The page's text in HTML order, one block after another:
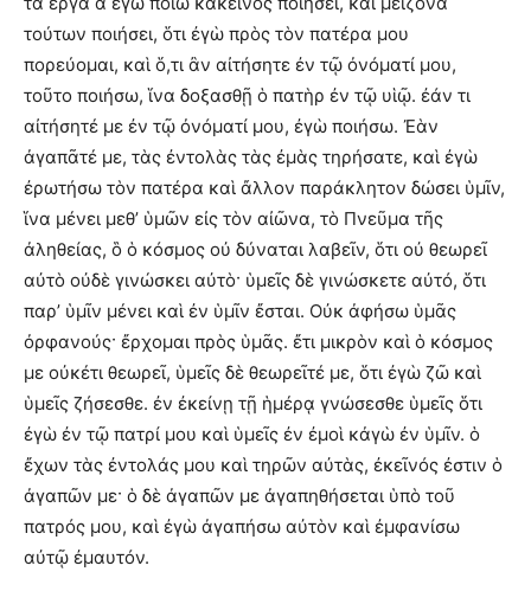
τούτων ποιήσει, ὅτι ἐγὼ πρὸς τὸν πατέρα μου
πορεύομαι, καὶ ὅ,τι ἂν αἰτήσητε ἐν τῷ ὀνόματί μου,
τοῦτο ποιήσω, ἵνα δοξασθῇ ὁ πατὴρ ἐν τῷ υἱῷ. ἐάν τι
αἰτήσητέ με ἐν τῷ ὀνόματί μου, ἐγὼ ποιήσω. Ἐὰν
ἀγαπᾶτέ με, τὰς ἐντολὰς τὰς ἐμὰς τηρήσατε, καὶ ἐγὼ
ἐρωτήσω τὸν πατέρα καὶ ἄλλον παράκλητον δώσει ὑμῖν,
ἵνα μένει μεθ’ ὑμῶν εἰς τὸν αἰῶνα, τὸ Πνεῦμα τῆς
ἀληθείας, ὃ ὁ κόσμος οὐ δύναται λαβεῖν, ὅτι οὐ θεωρεῖ
αὐτὸ οὐδὲ γινώσκει αὐτὸ· ὑμεῖς δὲ γινώσκετε αὐτό, ὅτι
παρ’ ὑμῖν μένει καὶ ἐν ὑμῖν ἔσται. Οὐκ ἀφήσω ὑμᾶς
ὀρφανούς· ἔρχομαι πρὸς ὑμᾶς. ἔτι μικρὸν καὶ ὁ κόσμος
με οὐκέτι θεωρεῖ, ὑμεῖς δὲ θεωρεῖτέ με, ὅτι ἐγὼ ζῶ καὶ
ὑμεῖς ζήσεσθε. ἐν ἐκείνῃ τῇ ἡμέρᾳ γνώσεσθε ὑμεῖς ὅτι
ἐγὼ ἐν τῷ πατρί μου καὶ ὑμεῖς ἐν ἐμοὶ κἀγὼ ἐν ὑμῖν. ὁ
ἔχων τὰς ἐντολάς μου καὶ τηρῶν αὐτὰς, ἐκεῖνός ἐστιν ὁ
ἀγαπῶν με· ὁ δὲ ἀγαπῶν με ἀγαπηθήσεται ὑπὸ τοῦ
πατρός μου, καὶ ἐγὼ ἀγαπήσω αὐτὸν καὶ ἐμφανίσω
αὐτῷ ἐμαυτόν.